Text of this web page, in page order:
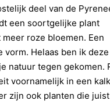
deel van de
een soortgelijke plant
roze bloemen. Een
vorm. Helaas ben ik
natuur tegen gekomen.
voornamelijk in een
zijn ook planten die